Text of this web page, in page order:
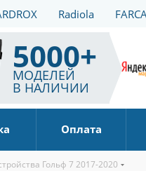
Radiola
5000+
МОДЕЛЕЙ
В НАЛИЧИИ
Оплата
Гольф 7 2017-2020